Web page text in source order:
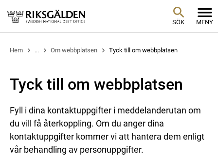
SÖK MENY
Hem ... Om webbplatsen Tyck till om webbplatsen
Tyck till om webbplatsen
Fyll i dina kontaktuppgifter i meddelanderutan om
du vill få återkoppling. Om du anger dina
kontaktuppgifter kommer vi att hantera dem enligt
vår behandling av personuppgifter.